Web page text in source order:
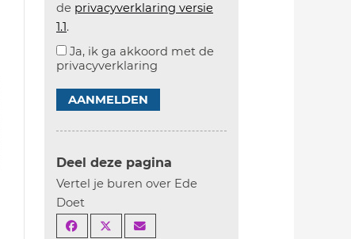
de privacyverklaring versie
1.1.
Ja, ik ga akkoord met de
privacyverklaring
AANMELDEN
Deel deze pagina
Vertel je buren over Ede
Doet